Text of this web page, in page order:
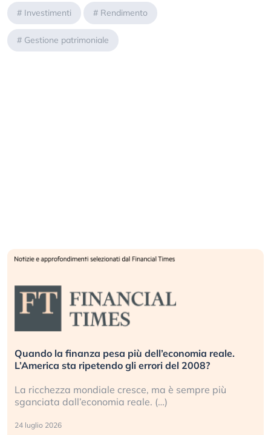
# Investimenti # Rendimento
# Gestione patrimoniale
Quando la finanza pesa più dell’economia reale.
L’America sta ripetendo gli errori del 2008?
La ricchezza mondiale cresce, ma è sempre più
sganciata dall’economia reale. (…)
24 luglio 2026